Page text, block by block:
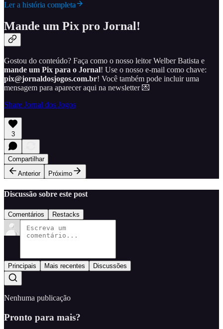
Ler a história completa
Mande um Pix pro Jornal!
Gostou do conteúdo? Faça como o nosso leitor Welber Batista e
mande um Pix para o Jornal! Use o nosso e-mail como chave:
pix@jornaldosjogos.com.br! Você também pode incluir uma
mensagem para aparecer aqui na newsletter 💌
Share Jornal dos Jogos
3
Compartilhar
Anterior
Próximo
Discussão sobre este post
Comentários Restacks
Principais Mais recentes Discussões
Nenhuma publicação
Pronto para mais?